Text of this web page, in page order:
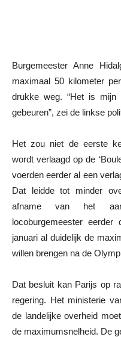
Burgemeester Anne
maximaal 50 kilometer
drukke weg. “Het is
gebeuren”, zei de linkse
Het zou niet de eerste
wordt verlaagd op de
voerden eerder al een
Dat leidde tot minder
afname van het
locoburgemeester
januari al duidelijk de
willen brengen na de
Dat besluit kan Parijs op
regering. Het ministerie
de landelijke overheid
de maximumsnelheid. De